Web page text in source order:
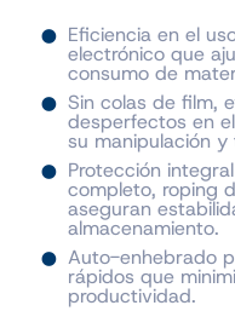
Eficiencia en el
electrónico que
consumo de
Sin colas de film,
desperfectos en
su manipulación
Protección
completo, roping
aseguran
almacenamiento.
Auto-enhebrado
rápidos que
productividad.